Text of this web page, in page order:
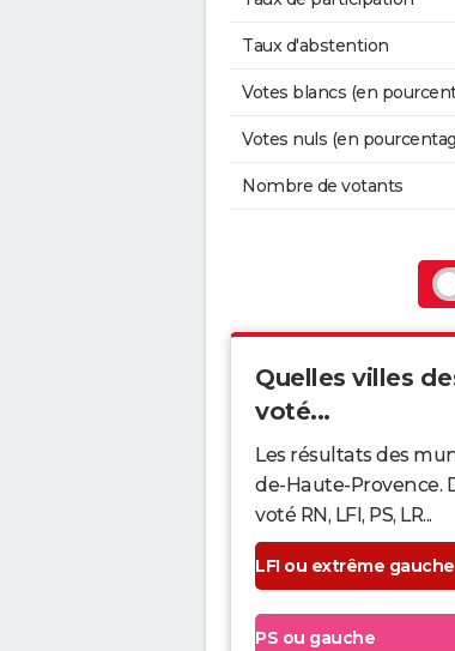
Taux d'abstention
Votes blancs (en
Votes nuls (en
Nombre de votants
Quelles villes
voté...
Les résultats des
de-Haute-Provence.
voté RN, LFI, PS, LR...
LFI ou extrême gauche
PS ou gauche